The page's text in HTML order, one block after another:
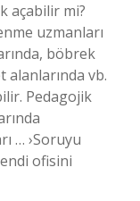
açabilir mi?
uzmanları
böbrek
alanlarında vb.
Pedagojik
… ›Soruyu
ofisini